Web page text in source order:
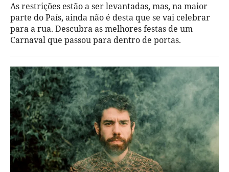
As restrições estão a ser levantadas, mas, na maior
parte do País, ainda não é desta que se vai celebrar
para a rua. Descubra as melhores festas de um
Carnaval que passou para dentro de portas.